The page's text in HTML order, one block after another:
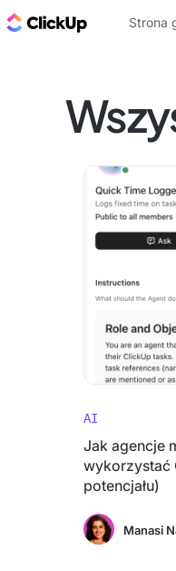
ClickUpStrona
AI
Jak agencje
wykorzystać
potencjału)
Manasi